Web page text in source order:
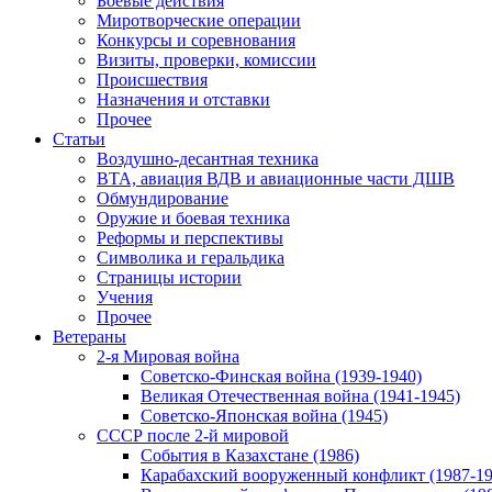
Миротворческие операции
Конкурсы и соревнования
Визиты, проверки, комиссии
Происшествия
Назначения и отставки
Прочее
Статьи
Воздушно-десантная техника
ВТА, авиация ВДВ и авиационные части ДШВ
Обмундирование
Оружие и боевая техника
Реформы и перспективы
Символика и геральдика
Страницы истории
Учения
Прочее
Ветераны
2-я Мировая война
Советско-Финская война (1939-1940)
Великая Отечественная война (1941-1945)
Советско-Японская война (1945)
СССР после 2-й мировой
События в Казахстане (1986)
Карабахский вооруженный конфликт (1987-